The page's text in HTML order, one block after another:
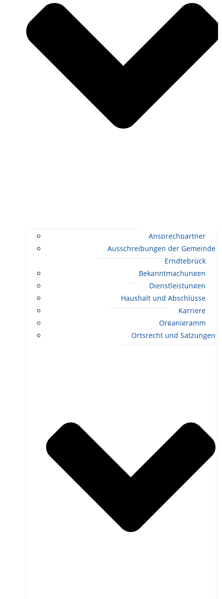
Ansprechpartner
Ausschreibungen der Gemeinde
Erndtebrück
Bekanntmachungen
Dienstleistungen
Haushalt und Abschlüsse
Karriere
Organigramm
Ortsrecht und Satzungen